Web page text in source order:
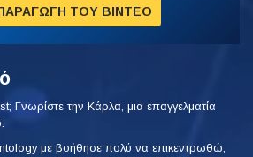
ΤΟΥ ΒΙΝΤΕΟ
Γνωρίστε την Κάρλα, μια επαγγελματία
με βοήθησε πολύ να επικεντρωθώ,